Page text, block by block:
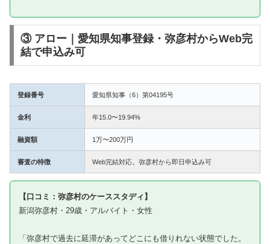
③ アロー｜愛知県知事登録・弥彦村からWeb完
結で申込み可
登録番号 愛知県知事（6）第04195号
金利 年15.0〜19.94%
融資額 1万〜200万円
審査の特徴 Web完結対応。弥彦村から即日申込み可
【口コミ：弥彦村のケーススタディ】
新潟弥彦村・29歳・アルバイト・女性
「弥彦村で過去に延滞があってどこにも借りれない状態でした。